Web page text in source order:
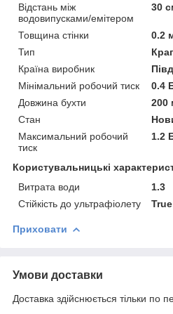
Відстань між
водовипусками/емітером
30
Товщина стінки
0.2
Тип
Країна виробник
Мінімальний робочий тиск
0.4
Довжина бухти
200
Стан
Максимальний робочий
тиск
1.2
Користувальницькі
Витрата води
1.3
Стійкість до ультрафіолету
True
Приховати
Умови доставки
Доставка здійснюється тільки по